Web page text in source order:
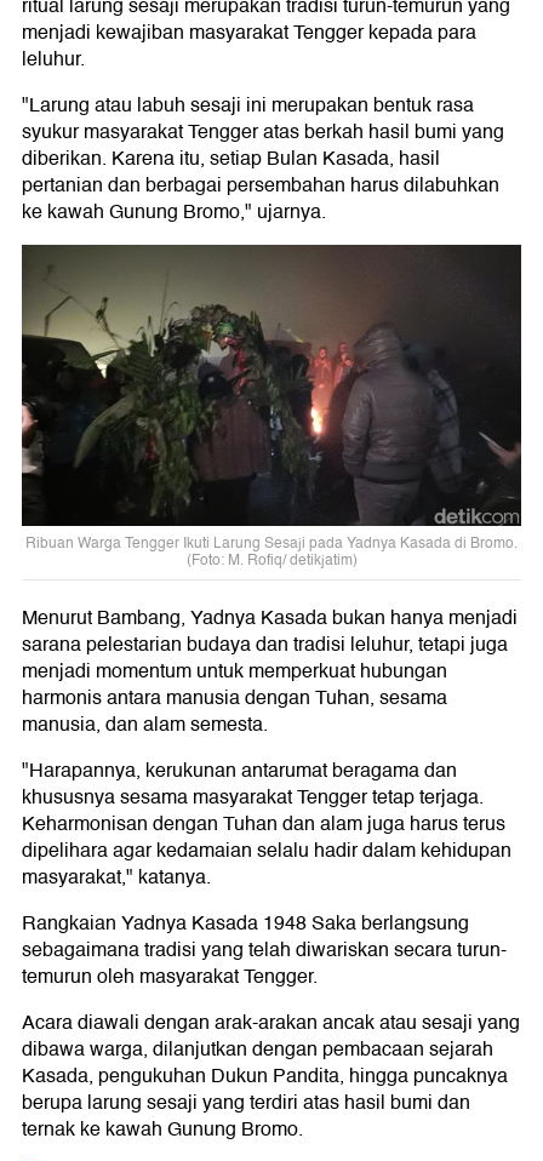
ritual larung sesaji merupakan tradisi turun-temurun yang
menjadi kewajiban masyarakat Tengger kepada para
leluhur.
"Larung atau labuh sesaji ini merupakan bentuk rasa
syukur masyarakat Tengger atas berkah hasil bumi yang
diberikan. Karena itu, setiap Bulan Kasada, hasil
pertanian dan berbagai persembahan harus dilabuhkan
ke kawah Gunung Bromo," ujarnya.
Ribuan Warga Tengger Ikuti Larung Sesaji pada Yadnya Kasada di Bromo.
(Foto: M. Rofiq/ detikjatim)
Menurut Bambang, Yadnya Kasada bukan hanya menjadi
sarana pelestarian budaya dan tradisi leluhur, tetapi juga
menjadi momentum untuk memperkuat hubungan
harmonis antara manusia dengan Tuhan, sesama
manusia, dan alam semesta.
"Harapannya, kerukunan antarumat beragama dan
khususnya sesama masyarakat Tengger tetap terjaga.
Keharmonisan dengan Tuhan dan alam juga harus terus
dipelihara agar kedamaian selalu hadir dalam kehidupan
masyarakat," katanya.
Rangkaian Yadnya Kasada 1948 Saka berlangsung
sebagaimana tradisi yang telah diwariskan secara turun-
temurun oleh masyarakat Tengger.
Acara diawali dengan arak-arakan ancak atau sesaji yang
dibawa warga, dilanjutkan dengan pembacaan sejarah
Kasada, pengukuhan Dukun Pandita, hingga puncaknya
berupa larung sesaji yang terdiri atas hasil bumi dan
ternak ke kawah Gunung Bromo.